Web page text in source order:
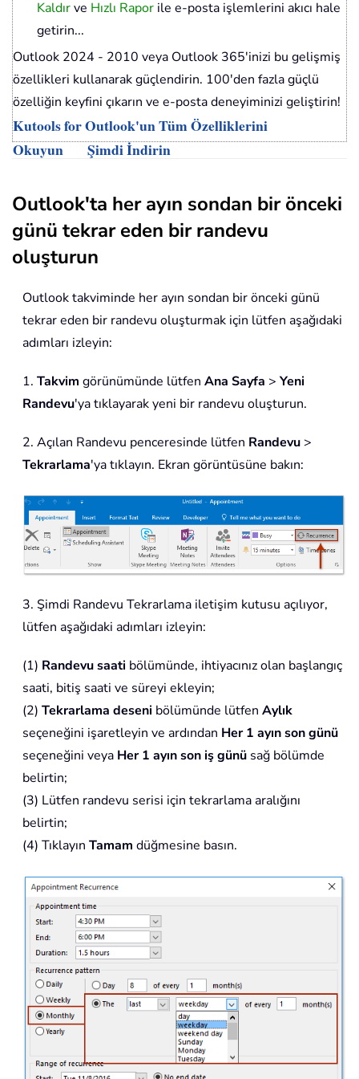
Kaldırve Hızlı Rapor ile e-posta işlemlerini akıcı hale
getirin...
Outlook 2024 - 2010 veya Outlook 365'inizi bu gelişmiş
özellikleri kullanarak güçlendirin. 100'den fazla güçlü
özelliğin keyfini çıkarın ve e-posta deneyiminizi geliştirin!
Kutools for Outlook'un Tüm Özelliklerini
Okuyun
Şimdi İndirin
Outlook'ta her ayın sondan bir önceki
günü tekrar eden bir randevu
oluşturun
Outlook takviminde her ayın sondan bir önceki günü
tekrar eden bir randevu oluşturmak için lütfen aşağıdaki
adımları izleyin:
1. Takvim görünümünde lütfen Ana Sayfa > Yeni
Randevu'ya tıklayarak yeni bir randevu oluşturun.
2. Açılan Randevu penceresinde lütfen Randevu >
Tekrarlama'ya tıklayın. Ekran görüntüsüne bakın:
3. Şimdi Randevu Tekrarlama iletişim kutusu açılıyor,
lütfen aşağıdaki adımları izleyin:
(1) Randevu saati bölümünde, ihtiyacınız olan başlangıç
saati, bitiş saati ve süreyi ekleyin;
(2) Tekrarlama deseni bölümünde lütfen Aylık
seçeneğini işaretleyin ve ardından Her 1 ayın son günü
seçeneğini veya Her 1 ayın son iş günü sağ bölümde
belirtin;
(3) Lütfen randevu serisi için tekrarlama aralığını
belirtin;
(4) Tıklayın Tamam düğmesine basın.